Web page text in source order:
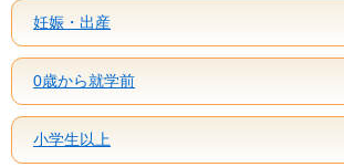
妊娠・出産
0歳から就学前
小学生以上